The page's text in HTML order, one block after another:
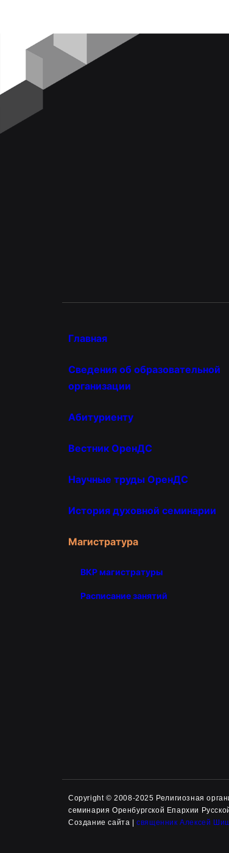
Главная
Сведения об образовательной
организации
Абитуриенту
Вестник ОренДС
Научные труды ОренДС
История духовной семинарии
Магистратура
ВКР магистратуры
Расписание занятий
Copyright © 2008-2025 Религиозная
семинария Оренбургской Епархии
Создание сайта |священник Алексей